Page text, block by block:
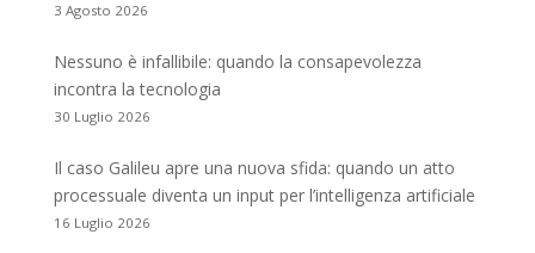
3 Agosto 2026
Nessuno è infallibile: quando la consapevolezza
incontra la tecnologia
30 Luglio 2026
Il caso Galileu apre una nuova sfida: quando un atto
processuale diventa un input per l’intelligenza artificiale
16 Luglio 2026